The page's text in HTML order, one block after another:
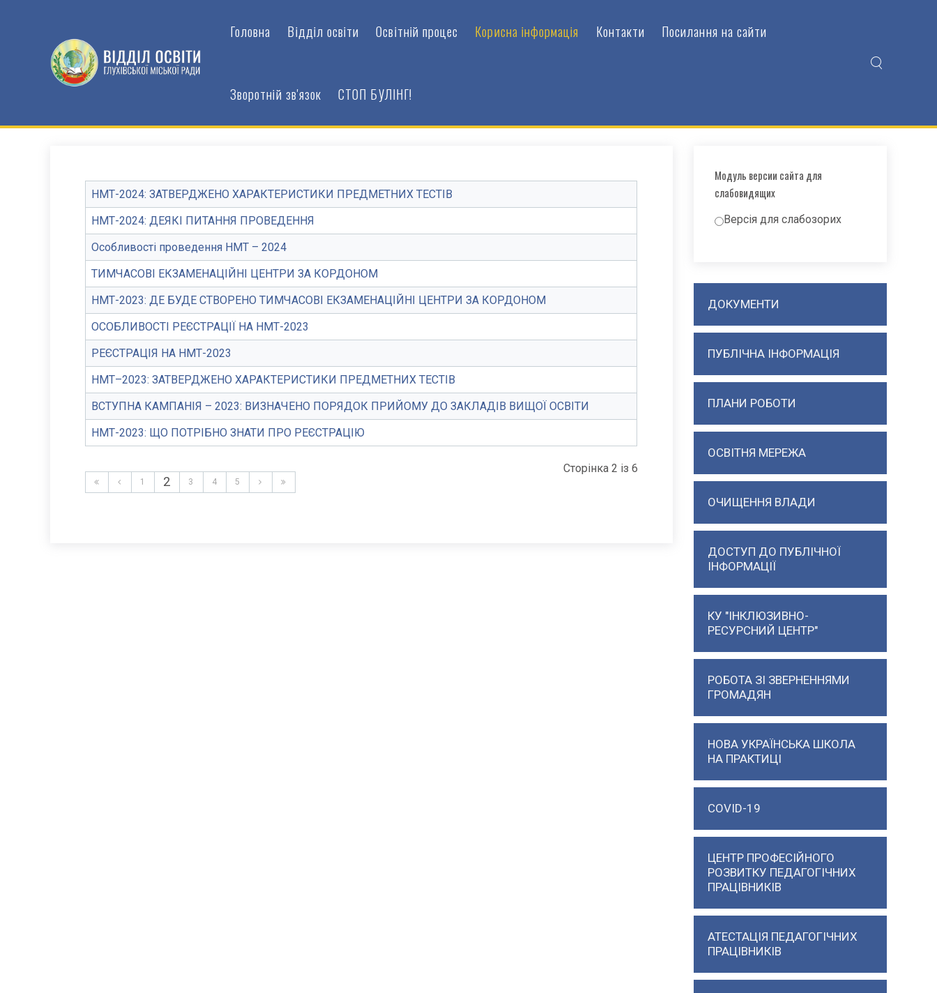
Головна Відділ освіти Освітній процес Корисна інформація Контакти Посилання на сайти
Зворотній зв'язок СТОП БУЛІНГ!
НМТ-2024: ЗАТВЕРДЖЕНО ХАРАКТЕРИСТИКИ ПРЕДМЕТНИХ ТЕСТІВ
НМТ-2024: ДЕЯКІ ПИТАННЯ ПРОВЕДЕННЯ
Особливості проведення НМТ – 2024
ТИМЧАСОВІ ЕКЗАМЕНАЦІЙНІ ЦЕНТРИ ЗА КОРДОНОМ
НМТ-2023: ДЕ БУДЕ СТВОРЕНО ТИМЧАСОВІ ЕКЗАМЕНАЦІЙНІ ЦЕНТРИ ЗА КОРДОНОМ
ОСОБЛИВОСТІ РЕЄСТРАЦІЇ НА НМТ-2023
РЕЄСТРАЦІЯ НА НМТ-2023
НМТ–2023: ЗАТВЕРДЖЕНО ХАРАКТЕРИСТИКИ ПРЕДМЕТНИХ ТЕСТІВ
ВСТУПНА КАМПАНІЯ – 2023: ВИЗНАЧЕНО ПОРЯДОК ПРИЙОМУ ДО ЗАКЛАДІВ ВИЩОЇ ОСВІТИ
НМТ-2023: ЩО ПОТРІБНО ЗНАТИ ПРО РЕЄСТРАЦІЮ
Сторінка 2 із 6
1 2 3 4 5
Модуль версии сайта для
слабовидящих
Версія для слабозорих
ДОКУМЕНТИ
ПУБЛІЧНА ІНФОРМАЦІЯ
ПЛАНИ РОБОТИ
ОСВІТНЯ МЕРЕЖА
ОЧИЩЕННЯ ВЛАДИ
ДОСТУП ДО ПУБЛІЧНОЇ
ІНФОРМАЦІЇ
КУ "ІНКЛЮЗИВНО-
РЕСУРСНИЙ ЦЕНТР"
РОБОТА ЗІ ЗВЕРНЕННЯМИ
ГРОМАДЯН
НОВА УКРАЇНСЬКА ШКОЛА
НА ПРАКТИЦІ
COVID-19
ЦЕНТР ПРОФЕСІЙНОГО
РОЗВИТКУ ПЕДАГОГІЧНИХ
ПРАЦІВНИКІВ
АТЕСТАЦІЯ ПЕДАГОГІЧНИХ
ПРАЦІВНИКІВ